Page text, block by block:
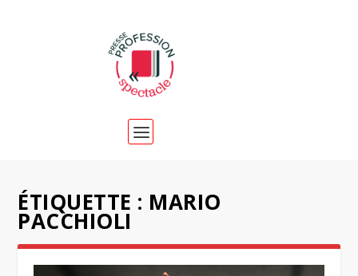
ÉTIQUETTE : MARIO
PACCHIOLI